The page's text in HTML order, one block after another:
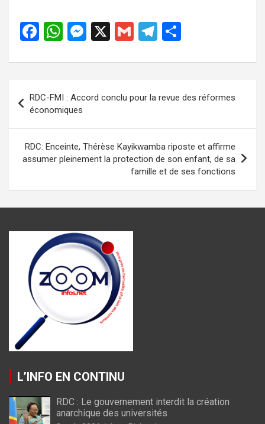
F
ce
b
o
o
k
W
at
s
A
p
p
M
se
g
er
X
G
ail
T
e
a
m
ta
g
er
de
l’article
RDC-FMI : Accord conclu pour la revue des réformes
économiques
RDC: Enceinte, Thérèse Kayikwamba riposte et affirme
assumer pleinement la protection de son enfant, de sa
famille et de ses fonctions
L’INFO EN CONTINU
RDC : Le gouvernement interdit la création
anarchique des universités